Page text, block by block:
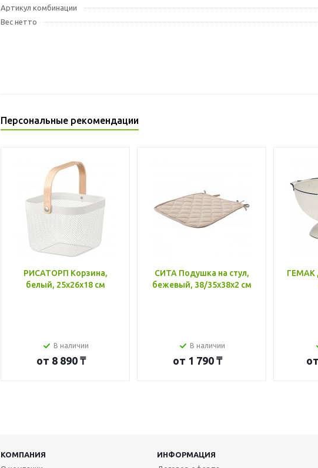
Артикул комбинации
Вес нетто
Персональные рекомендации
РИСАТОРП Корзина,
белый, 25x26x18 см
В наличии
от 8 890 ₸
СИТА Подушка на стул,
бежевый, 38/35x38x2 см
В наличии
от 1 790 ₸
ГЕМАК
от
КОМПАНИЯ
ИНФОРМАЦИЯ